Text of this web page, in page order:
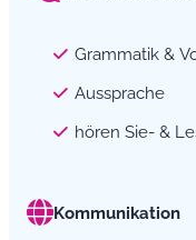
Grammatik &
Aussprache
hören Sie- &
Kommunikation